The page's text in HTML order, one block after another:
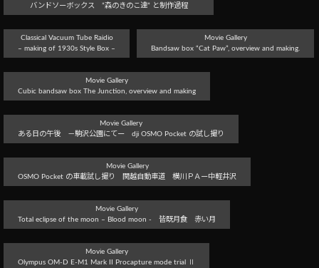
バンドソーボックス ”森のきのこ達” と制作過程
Classical Vacuum Tube Raidio
– making of 1930s Style Box –
Movie Gallery
Bandsaw box “Cat Paw”, overview and making.
Movie Gallery
Cubic bandsaw box The Junction, overview and making
Movie Gallery
ある日の午後 －駒沢公園にてー dji OSMO Pocket の試し撮り
Movie Gallery
OSMO Pocket の車載試し撮り 関越自動車道 横川ＰＡー中軽井沢
Movie Gallery
Total eclipse of the moon – Blood moon - 皆既月食 赤い月
Movie Gallery
Olympus OM-D E-M1 Mark II Procapture mode trial Ⅱ